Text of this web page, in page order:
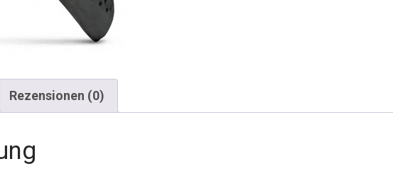
Rezensionen (0)